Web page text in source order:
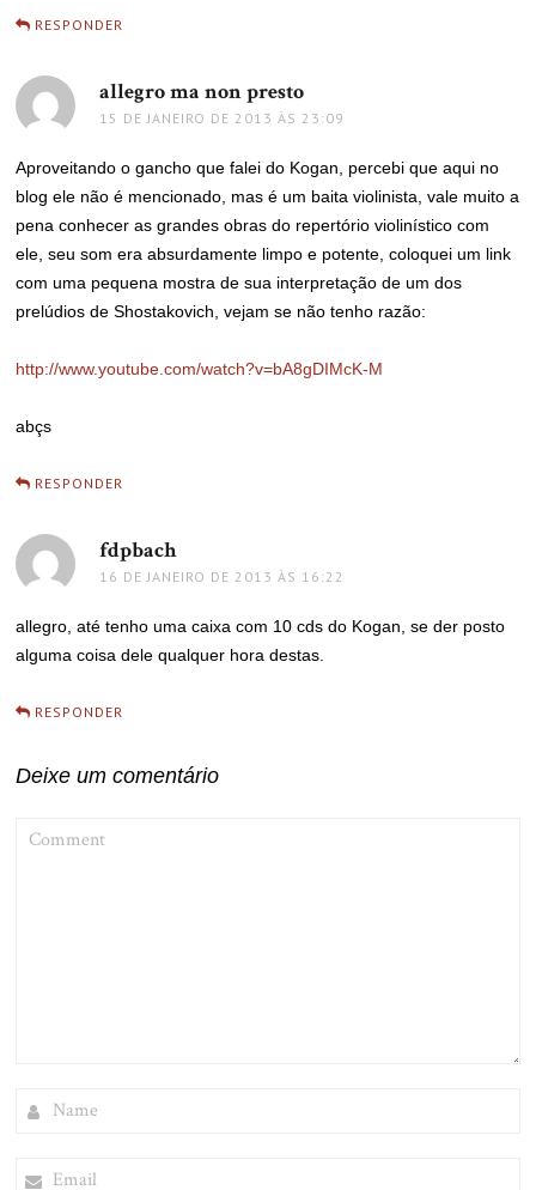
RESPONDER
allegro ma non presto
15 DE JANEIRO DE 2013 ÀS 23:09
Aproveitando o gancho que falei do Kogan, percebi que aqui no
blog ele não é mencionado, mas é um baita violinista, vale muito a
pena conhecer as grandes obras do repertório violinístico com
ele, seu som era absurdamente limpo e potente, coloquei um link
com uma pequena mostra de sua interpretação de um dos
prelúdios de Shostakovich, vejam se não tenho razão:
http://www.youtube.com/watch?v=bA8gDIMcK-M
abçs
RESPONDER
fdpbachdisse:
16 DE JANEIRO DE 2013 ÀS 16:22
allegro, até tenho uma caixa com 10 cds do Kogan, se der posto
alguma coisa dele qualquer hora destas.
RESPONDER
Deixe um comentário